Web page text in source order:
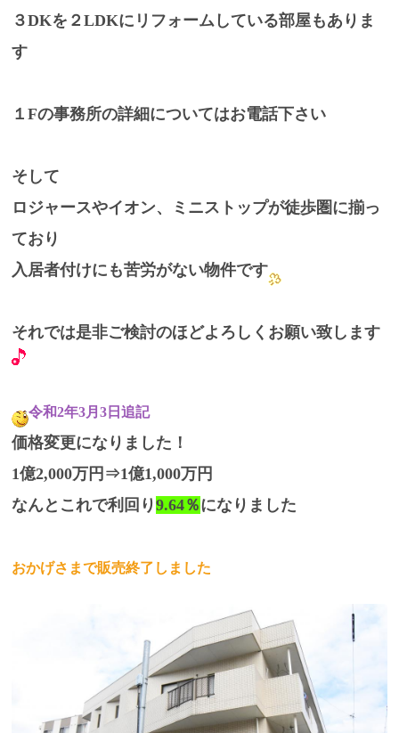
３DKを２LDKにリフォームしている部屋もありま
す
１Fの事務所の詳細についてはお電話下さい
そして
ロジャースやイオン、ミニストップが徒歩圏に揃っ
ており
入居者付けにも苦労がない物件です
それでは是非ご検討のほどよろしくお願い致します
令和2年3月3日追記
価格変更になりました！
1億2,000万円⇒1億1,000万円
なんとこれで利回り9.64％になりました
おかげさまで販売終了しました